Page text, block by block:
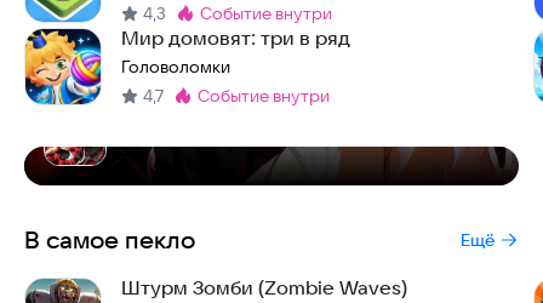
4,3
Метка:
событие внутри
Мир домовят: три в ряд
Головоломки
4,7 Метка:
событие внутри
В самое пекло Ещё
Штурм Зомби (Zombie Waves)